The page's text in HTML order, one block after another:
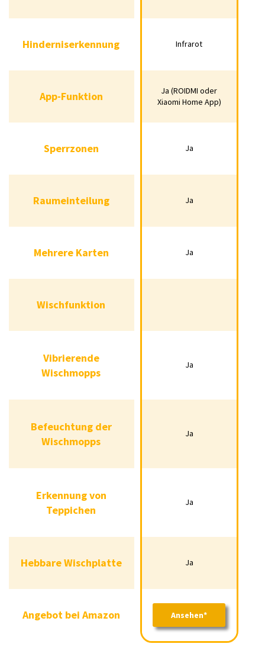
Hinderniserkennung Infrarot
App-Funktion
Ja (ROIDMI oder
Xiaomi Home App)
Sperrzonen Ja
Raumeinteilung Ja
Mehrere Karten Ja
Wischfunktion
Vibrierende
Wischmopps
Befeuchtung der
Wischmopps
Erkennung von
Teppichen
Hebbare Wischplatte Ja
Angebot bei Amazon
Ansehen*
Infrarot
Ja (ROIDMI oder
Xiaomi Home App)
Ja
Ja
Ja
Ja
Ja
Ja
Ja
Ansehen*
Hinderniserkennung
App-Funktion
Sperrzonen
Raumeinteilung
Mehrere Karten
Wischfunktion
Vibrierende
Wischmopps
Befeuchtung der
Wischmopps
Erkennung von
Teppichen
Hebbare Wischplatte
Angebot bei Amazon